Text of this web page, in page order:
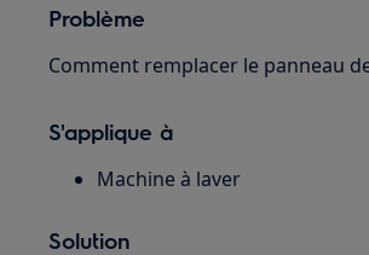
Problème
Comment remplacer le panneau
S'applique à
Machine à laver
Solution